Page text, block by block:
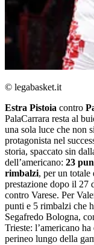
© legabasket.it
Estra Pistoia contro
PalaCarrara resta al
una sola luce che non
protagonista nel
storia, spaccato sin
dell’americano: 23
rimbalzi, per un totale
prestazione dopo il 27
contro Varese. Per
punti e 5 rimbalzi che
Segafredo Bologna,
Trieste: l’americano
perineo lungo della